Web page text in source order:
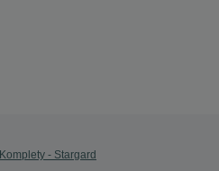
Komplety - Stargard